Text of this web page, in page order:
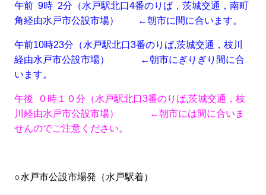
午前 9時 2分（水戸駅北口4番のりば，茨城交通，南町
角経由水戸市公設市場） ←朝市に間に合います。
午前10時23分（水戸駅北口3番のりば,茨城交通，枝川
経由水戸市公設市場） ←朝市にぎりぎり間に合
います。
午後 ０時１０分（水戸駅北口3番のりば,茨城交通，枝
川経由水戸市公設市場）
←朝市には間に合いま
せんのでご注意ください。
○水戸市公設市場発（水戸駅着）